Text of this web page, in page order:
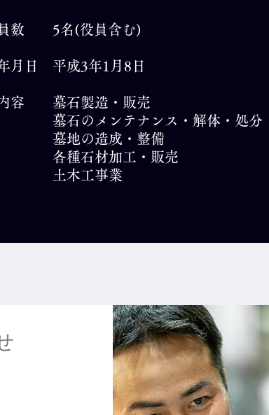
数 5名(役員含む)
月日 平成3年1月8日
容 墓石製造・販売
のメンテナンス・解体・処分
の造成・整備
石材加工・販売
木工事業